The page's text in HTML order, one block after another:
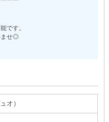
￣￣
です。
ませ◎
オ）